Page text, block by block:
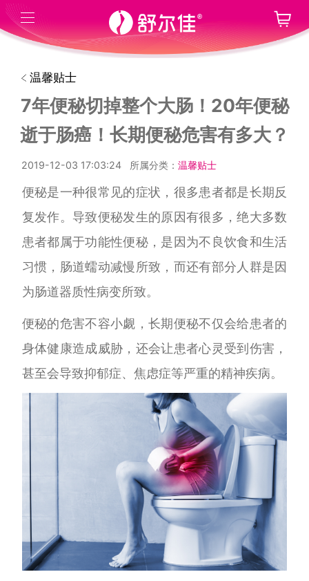
温馨贴士
7年便秘切掉整个大肠！20年便秘
逝于肠癌！长期便秘危害有多大？
2019-12-03 17:03:24 所属分类：温馨贴士
便秘是一种很常见的症状，很多患者都是长期反
复发作。导致便秘发生的原因有很多，绝大多数
患者都属于功能性便秘，是因为不良饮食和生活
习惯，肠道蠕动减慢所致，而还有部分人群是因
为肠道器质性病变所致。
便秘的危害不容小觑，长期便秘不仅会给患者的
身体健康造成威胁，还会让患者心灵受到伤害，
甚至会导致抑郁症、焦虑症等严重的精神疾病。